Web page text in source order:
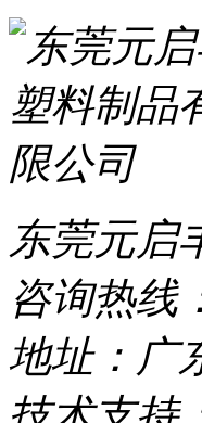
东莞元启
咨询热线
地址：广